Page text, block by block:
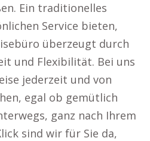
Ein traditionelles
Service bieten,
überzeugt durch
und Flexibilität. Bei uns
jederzeit und von
egal ob gemütlich
ganz nach Ihrem
sind wir für Sie da,